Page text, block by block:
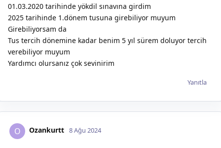
01.03.2020 tarihinde yökdil sınavına girdim
2025 tarihinde 1.dönem tusuna girebiliyor muyum
Girebiliyorsam da
Tus tercih dönemine kadar benim 5 yıl sürem doluyor tercih
verebiliyor muyum
Yardımcı olursanız çok sevinirim
Yanıtla
O Ozankurtt 8 Ağu 2024